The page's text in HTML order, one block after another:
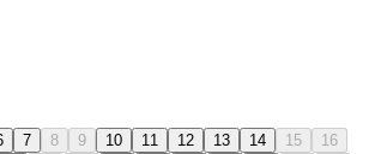
7 8 9 10 11 12 13 14 15
16